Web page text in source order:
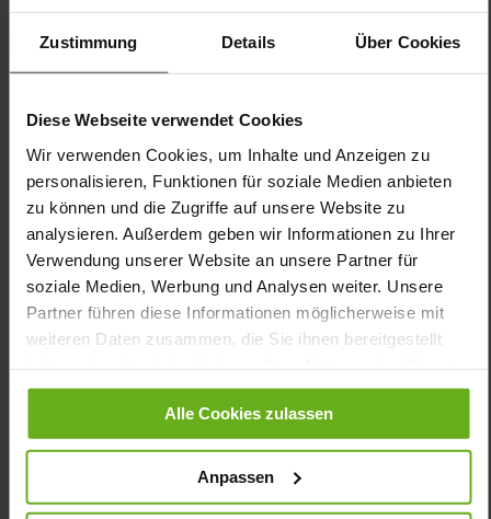
Zustimmung Details Über Cookies
Diese Webseite verwendet Cookies
Wir verwenden Cookies, um Inhalte und Anzeigen zu
personalisieren, Funktionen für soziale Medien anbieten
zu können und die Zugriffe auf unsere Website zu
analysieren. Außerdem geben wir Informationen zu Ihrer
Verwendung unserer Website an unsere Partner für
soziale Medien, Werbung und Analysen weiter. Unsere
Partner führen diese Informationen möglicherweise mit
weiteren Daten zusammen, die Sie ihnen bereitgestellt
gesammelt haben.
Alle Cookies zulassen
Anpassen
GERDA setzt auch diesen Sommer ein Style-Statement – schlicht
zu unserer KLARA in Weite G besticht durch eine schmale
Glattleder wird von einem Metallic-Einsatz an der Ferse
abgerundet – eine coole Optik zu Plisseeröcken, Jeans und
ausgestellten Hosen. Die GANTER 4-Punkt-Sohle unterstützt den
Fuß bei einem natürlichen Bewegungsablauf – beinahe so als
würden Sie barfuß laufen. Das Futter aus nachhaltig
aufbereitetem Leder umschmeichelt die Haut, ist
widerstandsfähig und langlebig. Das VARIO-Korkfußbett
tauschen Sie im Handumdrehen durch eigene Einlagen. GERDA
unterstützt Sie bei einem aktiven Lifestyle!
Mehr
dämpfende Energy-PU/TPU Sohle,
Lederfutter